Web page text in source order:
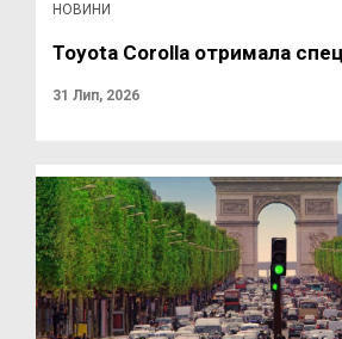
НОВИНИ
Toyota Corolla отримала
31 Лип, 2026